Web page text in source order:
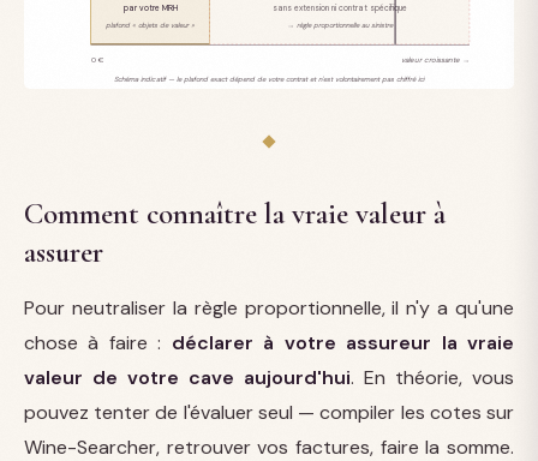
0 € valeur croissante →
par votre MRH
plafond « objets de valeur »
sans extension ni contrat spécifique
→ règle proportionnelle au sinistre
Schéma indicatif — le plafond exact dépend de votre contrat et n'est volontairement pas chiffré ici
Comment connaître la vraie valeur à
assurer
Pour neutraliser la règle proportionnelle, il n'y a qu'une
chose à faire : déclarer à votre assureur la vraie
valeur de votre cave aujourd'hui. En théorie, vous
pouvez tenter de l'évaluer seul — compiler les cotes sur
Wine-Searcher, retrouver vos factures, faire la somme.